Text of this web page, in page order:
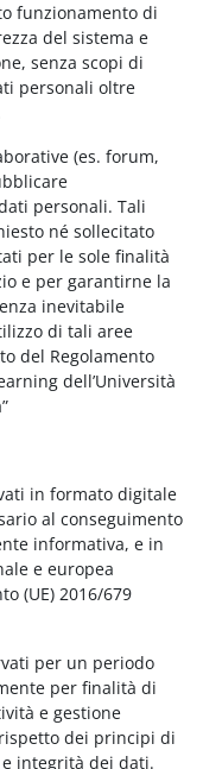
funzionamento di
del sistema e
senza scopi di
personali oltre
(es. forum,
personali. Tali
né sollecitato
per le sole finalità
e per garantirne la
inevitabile
di tali aree
del Regolamento
dell’Università
in formato digitale
al conseguimento
informativa, e in
e europea
(UE) 2016/679
per un periodo
per finalità di
e gestione
dei principi di
integrità dei dati.